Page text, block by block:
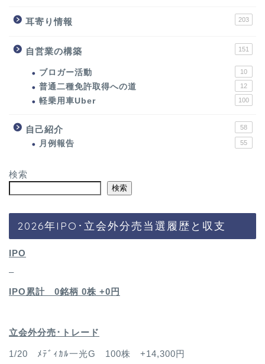
耳寄り情報 203
自営業の構築 151
ブロガー活動 10
普通二種免許取得への道 12
軽乗用車Uber 100
自己紹介 58
月例報告 55
検索
検索
2026年IPO･立会外分売当選履歴と収支
IPO
–
IPO累計 0銘柄 0株 +0円
立会外分売･トレード
1/20 ﾒﾃﾞｨｶﾙ一光G 100株 +14,300円